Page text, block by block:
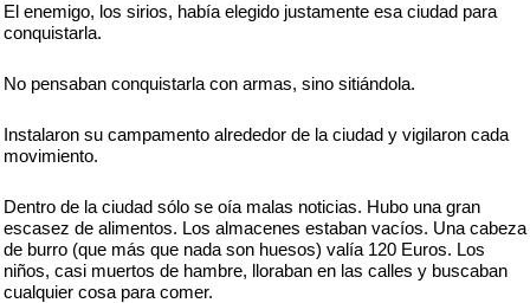
El enemigo, los sirios, había elegido justamente esa ciudad para
conquistarla.
No pensaban conquistarla con armas, sino sitiándola.
Instalaron su campamento alrededor de la ciudad y vigilaron cada
movimiento.
Dentro de la ciudad sólo se oía malas noticias. Hubo una gran
escasez de alimentos. Los almacenes estaban vacíos. Una cabeza
de burro (que más que nada son huesos) valía 120 Euros. Los
niños, casi muertos de hambre, lloraban en las calles y buscaban
cualquier cosa para comer.